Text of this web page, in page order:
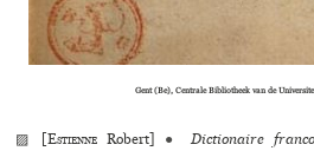
Gent (Be), Centrale Bibliotheek van de
▨ [Estienne Robert] ●
Dictionaire